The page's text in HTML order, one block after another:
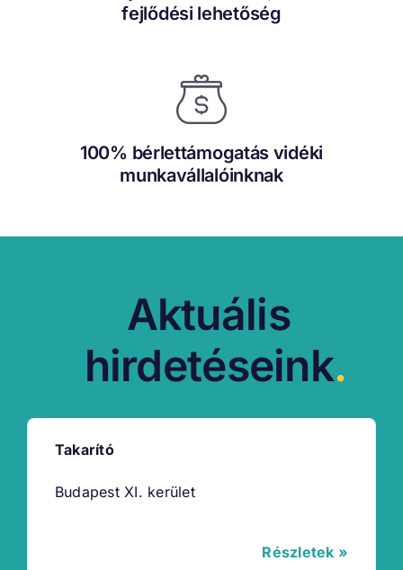
fejlődési lehetőség
100% bérlettámogatás vidéki
munkavállalóinknak
Aktuális
hirdetéseink.
Takarító
Budapest XI. kerület
Részletek »